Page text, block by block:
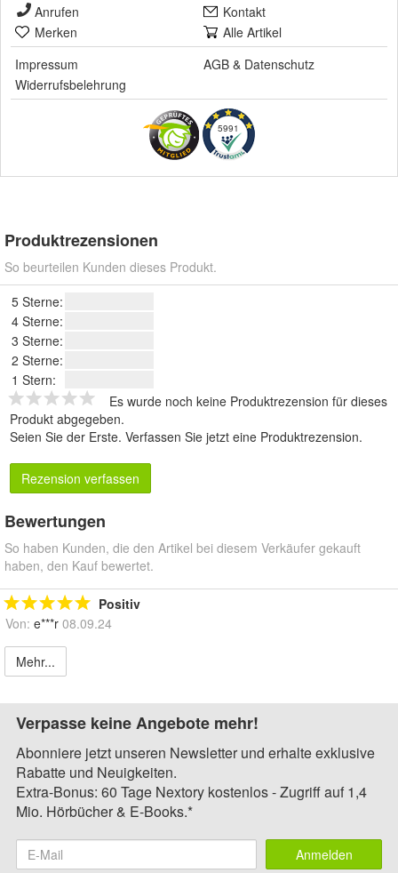
Anrufen
Kontakt
Merken
Alle Artikel
Impressum
AGB & Datenschutz
Widerrufsbelehrung
5991
Produktrezensionen
So beurteilen Kunden dieses Produkt.
5 Sterne:
4 Sterne:
3 Sterne:
2 Sterne:
1 Stern:
Es wurde noch keine Produktrezension für dieses
Produkt abgegeben.
Seien Sie der Erste. Verfassen Sie jetzt eine Produktrezension.
Rezension verfassen
Bewertungen
So haben Kunden, die den Artikel bei diesem Verkäufer gekauft
haben, den Kauf bewertet.
Positiv
Von: e***r 08.09.24
Mehr...
Verpasse keine Angebote mehr!
Abonniere jetzt unseren Newsletter und erhalte exklusive
Rabatte und Neuigkeiten.
Extra-Bonus: 60 Tage Nextory kostenlos - Zugriff auf 1,4
Mio. Hörbücher & E-Books.*
Anmelden